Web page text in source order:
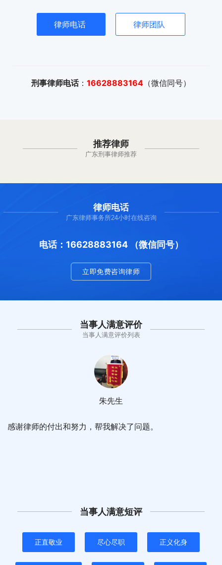
律师电话 律师团队
刑事律师电话： 16628883164 （微信同号）
推荐律师
广东刑事律师推荐
律师电话
广东律师事务所24小时在线咨询
电话：16628883164 （微信同号）
立即免费咨询律师
当事人满意评价
当事人满意评价列表
感谢律师的付出和努力，帮我解决了问题。
朱先生
当事人满意短评
正直敬业 尽心尽职 正义化身